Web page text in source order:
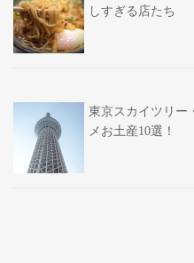
しすぎる店たち
東京スカイツリー
メお土産10選！